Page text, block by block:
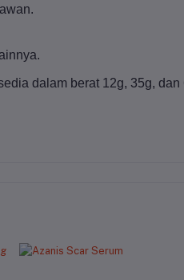
dalam berat 12g, 35g, dan